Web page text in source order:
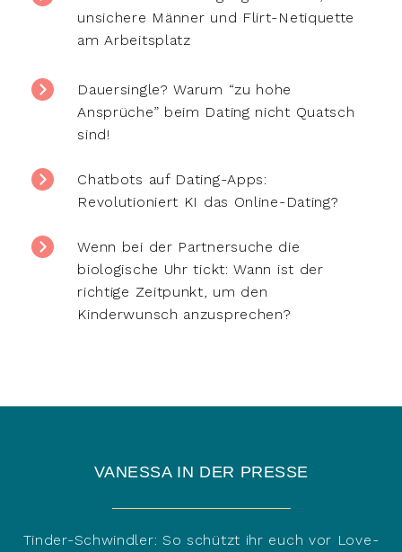
unsichere Männer und Flirt-Netiquette
am Arbeitsplatz
Dauersingle? Warum “zu hohe
Ansprüche” beim Dating nicht Quatsch
sind!
Chatbots auf Dating-Apps:
Revolutioniert KI das Online-Dating?
Wenn bei der Partnersuche die
biologische Uhr tickt: Wann ist der
richtige Zeitpunkt, um den
Kinderwunsch anzusprechen?
VANESSA IN DER PRESSE
Tinder-Schwindler: So schützt ihr euch vor Love-